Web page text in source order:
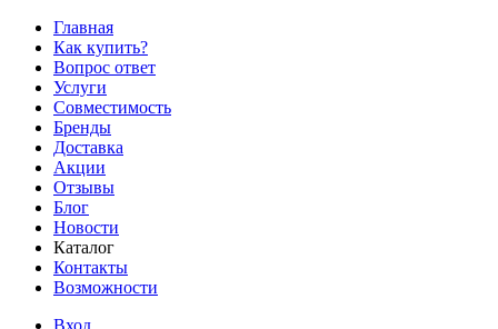
Главная
Как купить?
Вопрос ответ
Услуги
Совместимость
Бренды
Доставка
Акции
Отзывы
Блог
Новости
Каталог
Контакты
Возможности
Вход